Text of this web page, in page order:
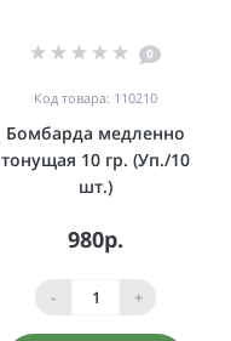
0
Код товара: 110210
Бомбарда медленно
тонущая 10 гр. (Уп./10
шт.)
980р.
- +